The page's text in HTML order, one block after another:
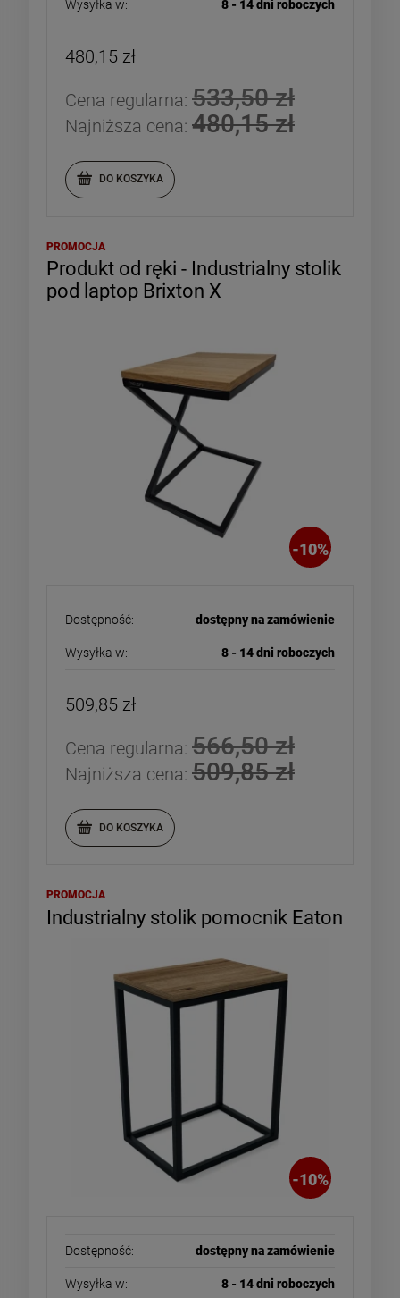
Wysyłka w: 8 - 14 dni roboczych
480,15 zł
Cena regularna: 533,50 zł
Najniższa cena: 480,15 zł
DO KOSZYKA
Produkt od ręki - Industrialny stolik
pod laptop Brixton X
-10%
Dostępność: dostępny na zamówienie
Wysyłka w: 8 - 14 dni roboczych
509,85 zł
Cena regularna: 566,50 zł
Najniższa cena: 509,85 zł
DO KOSZYKA
PROMOCJA
Industrialny stolik pomocnik Eaton
-10%
Dostępność: dostępny na zamówienie
Wysyłka w: 8 - 14 dni roboczych
PROMOCJA